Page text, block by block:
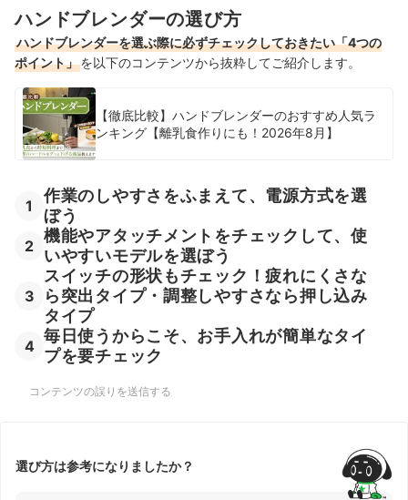
氷も砕けるハンドブレンダーの売れ筋ランキングもチェック！
ハンドブレンダーの選び方
ハンドブレンダーを選ぶ際に必ずチェックしておきたい「4つの
ポイント」を以下のコンテンツから抜粋してご紹介します。
【徹底比較】ハンドブレンダーのおすすめ人気ラ
ンキング【離乳食作りにも！2026年8月】
1
作業のしやすさをふまえて、電源方式を選
ぼう
2
機能やアタッチメントをチェックして、使
いやすいモデルを選ぼう
3
スイッチの形状もチェック！疲れにくさな
ら突出タイプ・調整しやすさなら押し込み
タイプ
4
毎日使うからこそ、お手入れが簡単なタイ
プを要チェック
コンテンツの誤りを送信する
選び方は参考になりましたか？